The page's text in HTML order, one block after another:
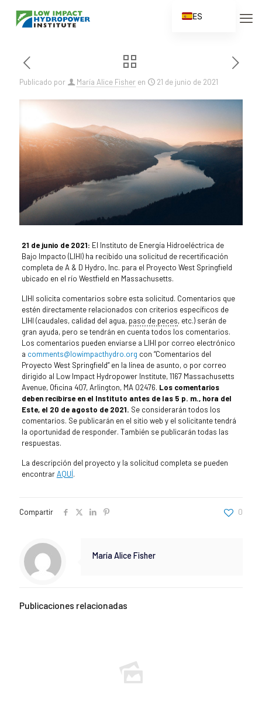
Publicado por María Alice Fisher en 21 de junio de 2021
21 de junio de 2021: El Instituto de Energía Hidroeléctrica de
Bajo Impacto (LIHI) ha recibido una solicitud de recertificación
completa de A & D Hydro, Inc. para el Proyecto West Springfield
ubicado en el río Westfield en Massachusetts.
LIHI solicita comentarios sobre esta solicitud. Comentarios que
estén directamente relacionados con criterios específicos de
LIHI (caudales, calidad del agua, paso de peces, etc.) serán de
gran ayuda, pero se tendrán en cuenta todos los comentarios.
Los comentarios pueden enviarse a LIHI por correo electrónico
a comments@lowimpacthydro.org con “Comentarios del
Proyecto West Springfield” en la línea de asunto, o por correo
dirigido al Low Impact Hydropower Institute, 1167 Massachusetts
Avenue, Oficina 407, Arlington, MA 02476. Los comentarios
deben recibirse en el Instituto antes de las 5 p. m., hora del
Este, el 20 de agosto de 2021. Se considerarán todos los
comentarios. Se publicarán en el sitio web y el solicitante tendrá
la oportunidad de responder. También se publicarán todas las
respuestas.
La descripción del proyecto y la solicitud completa se pueden
encontrarAQUÍ.
Compartir 0
María Alice Fisher
Publicaciones relacionadas
ES